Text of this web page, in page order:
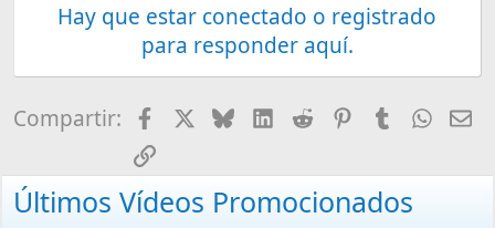
i
o
n
:
Hay que estar conectado o registrado
para responder aquí.
Compartir: FacebookBlueskyLinkedInRedditPinterestTumblr
Enlace
Últimos Vídeos Promocionados